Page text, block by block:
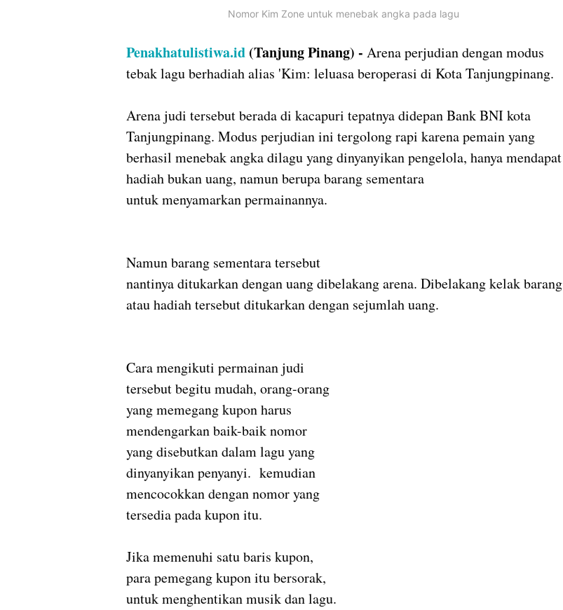
Nomor Kim Zone untuk menebak angka pada lagu
Penakhatulistiwa.id (Tanjung Pinang) - Arena perjudian dengan modus
tebak lagu berhadiah alias 'Kim: leluasa beroperasi di Kota Tanjungpinang.
Arena judi tersebut berada di kacapuri tepatnya didepan Bank BNI kota
Tanjungpinang. Modus perjudian ini tergolong rapi karena pemain yang
berhasil menebak angka dilagu yang dinyanyikan pengelola, hanya mendapat
hadiah bukan uang, namun berupa barang sementara
untuk menyamarkan permainannya.
Namun barang sementara tersebut
nantinya ditukarkan dengan uang dibelakang arena. Dibelakang kelak barang
atau hadiah tersebut ditukarkan dengan sejumlah uang.
Cara mengikuti permainan judi
tersebut begitu mudah, orang-orang
yang memegang kupon harus
mendengarkan baik-baik nomor
yang disebutkan dalam lagu yang
dinyanyikan penyanyi. kemudian
mencocokkan dengan nomor yang
tersedia pada kupon itu.
Jika memenuhi satu baris kupon,
para pemegang kupon itu bersorak,
untuk menghentikan musik dan lagu.